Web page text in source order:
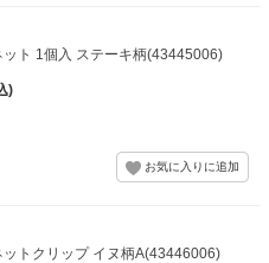
ット 1個入 ステーキ柄(43445006)
)
ットクリップ イヌ柄A(43446006)